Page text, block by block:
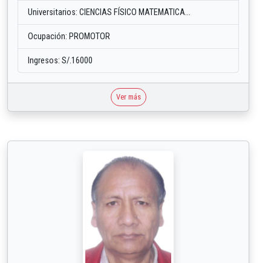
Universitarios: CIENCIAS FÍSICO MATEMATICA...
Ocupación: PROMOTOR
Ingresos: S/.16000
Ver más